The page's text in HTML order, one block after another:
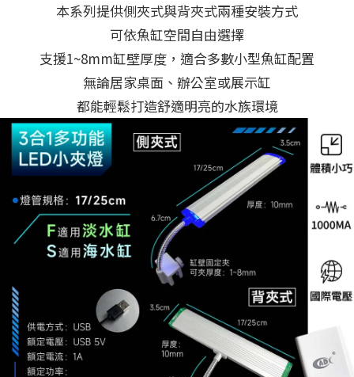
本系列提供側夾式與背夾式兩種安裝方式
可依魚缸空間自由選擇
支援1~8mm缸壁厚度，適合多數小型魚缸配置
無論居家桌面、辦公室或展示缸
都能輕鬆打造舒適明亮的水族環境